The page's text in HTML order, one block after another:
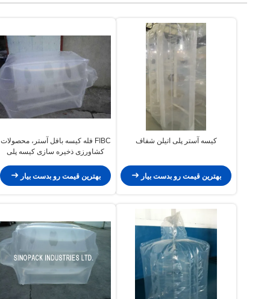
کیسه آستر پلی اتیلن شفاف
بهترین قیمت رو بدست بیار
FIBC فله کیسه بافل آستر، محصولات
کشاورزی ذخیره سازی کیسه پلی
بهترین قیمت رو بدست بیار